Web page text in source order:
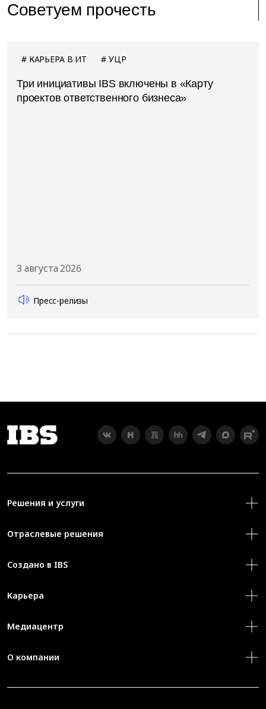
Советуем прочесть
КАРЬЕРА В ИТ УЦР
Три инициативы IBS включены в «Карту
проектов ответственного бизнеса»
3 августа 2026
Пресс-релизы
Решения и услуги
Отраслевые решения
Создано в IBS
Карьера
Медиацентр
О компании